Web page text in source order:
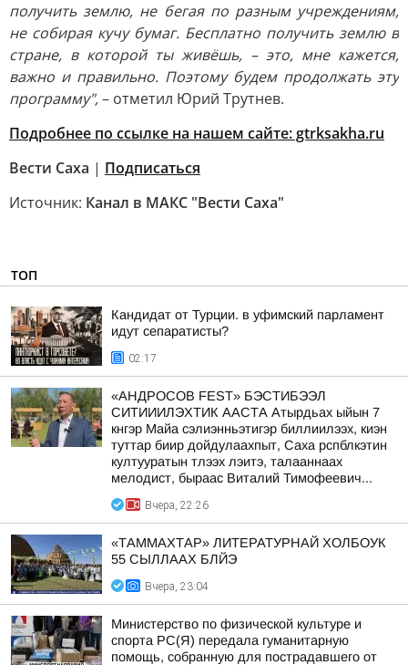
получить землю, не бегая по разным учреждениям,
не собирая кучу бумаг. Бесплатно получить землю в
стране, в которой ты живёшь, – это, мне кажется,
важно и правильно. Поэтому будем продолжать эту
программу",– отметил Юрий Трутнев.
Подробнее по ссылке на нашем сайте: gtrksakha.ru
Вести Саха | Подписаться
Источник: Канал в МАКС "Вести Саха"
ТОП
Кандидат от Турции. в уфимский парламент
идут сепаратисты?
02:17
«АНДРОСОВ FEST» БЭСТИБЭЭЛ
СИТИИИЛЭХТИК ААСТА Атырдьах ыйын 7
кнгэр Майа сэлиэнньэтигэр биллиилээх, киэн
туттар биир дойдулаахпыт, Саха рспблкэтин
култууратын тлээх лэитэ, талааннаах
мелодист, быраас Виталий Тимофеевич...
Вчера, 22:26
«ТАММАХТАР» ЛИТЕРАТУРНАЙ ХОЛБОУК
55 СЫЛЛААХ БЛЙЭ
Вчера, 23:04
Министерство по физической культуре и
спорта РС(Я) передала гуманитарную
помощь, собранную для пострадавшего от